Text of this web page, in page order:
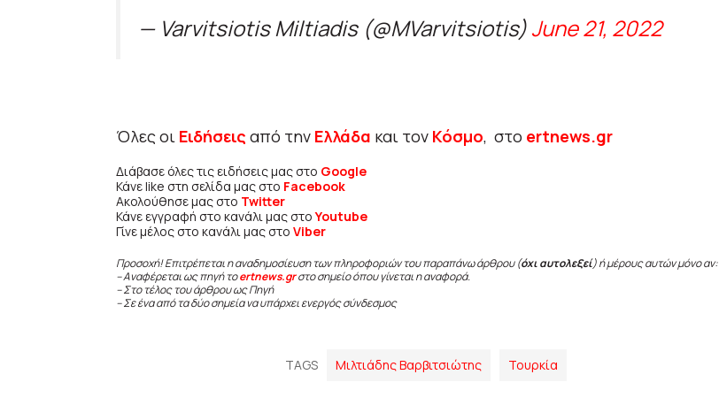
— Varvitsiotis Miltiadis (@MVarvitsiotis)June 21, 2022
Όλες οι Ειδήσεις από την Ελλάδα και τον Κόσμο, στο ertnews.gr
Διάβασε όλες τις ειδήσεις μας στο Google
Κάνε like στη σελίδα μας στο Facebook
Ακολούθησε μας στο Twitter
Κάνε εγγραφή στο κανάλι μας στοYoutube
Γίνε μέλος στο κανάλι μας στο Viber
Προσοχή! Επιτρέπεται η αναδημοσίευση των πληροφοριών του παραπάνω άρθρου (όχι αυτολεξεί) ή μέρους αυτών μόνο αν:
– Αναφέρεται ως πηγή τοertnews.gr στο σημείο όπου γίνεται η αναφορά.
– Στο τέλος του άρθρου ως Πηγή
– Σε ένα από τα δύο σημεία να υπάρχει ενεργός σύνδεσμος
TAGS Μιλτιάδης Βαρβιτσιώτης Τουρκία